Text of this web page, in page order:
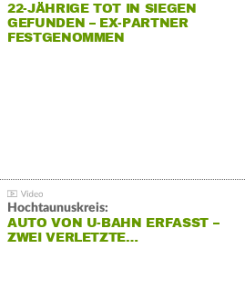
22-JÄHRIGE TOT IN SIEGEN
GEFUNDEN – EX-PARTNER
FESTGENOMMEN
Hochtaunuskreis:
AUTO VON U-BAHN ERFASST –
ZWEI VERLETZTE…